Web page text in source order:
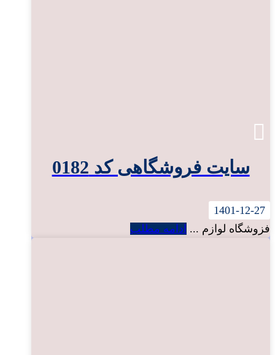
سایت فروشگاهی کد 0182
1401-12-27
فزوشگاه لوازم ... ادامه مطلب